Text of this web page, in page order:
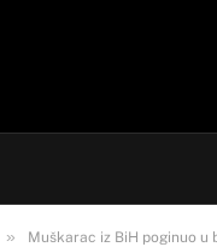
» Muškarac iz BiH poginuo u